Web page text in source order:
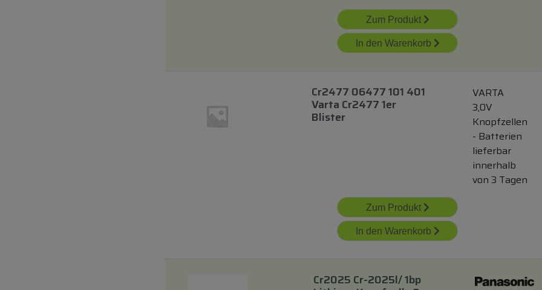
Zum Produkt
In den Warenkorb
Cr2477 06477 101 401
Varta Cr2477 1er
Blister
VARTA
3,0V
Knopfzellen
- Batterien
lieferbar
innerhalb
von 3 Tagen
Zum Produkt
In den Warenkorb
Cr2025 Cr-2025l/ 1bp